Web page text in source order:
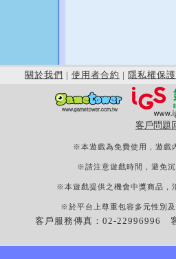
關於我們 | 使用者合約 | 隱私權保護
客戶問題
※本遊戲為免費使用，遊戲
※請注意遊戲時間，避免
※本遊戲提供之機會中獎商品，
※於平台上尊重包容多元性別
客戶服務傳真：02-22996996